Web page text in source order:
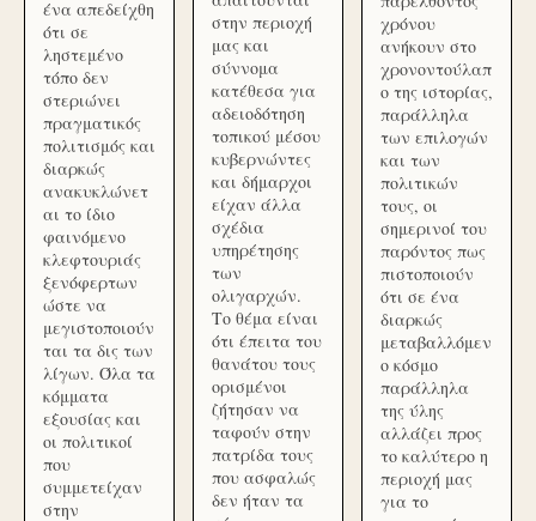
ένα απεδείχθη
ότι σε
ληστεμένο
τόπο δεν
στεριώνει
πραγματικός
πολιτισμός και
διαρκώς
ανακυκλώνετ
αι το ίδιο
φαινόμενο
κλεφτουριάς
ξενόφερτων
ώστε να
μεγιστοποιούν
ται τα δις των
λίγων. Όλα τα
κόμματα
εξουσίας και
οι πολιτικοί
που
συμμετείχαν
στην
στην περιοχή
μας και
σύννομα
κατέθεσα για
αδειοδότηση
τοπικού μέσου
κυβερνώντες
και δήμαρχοι
είχαν άλλα
σχέδια
υπηρέτησης
των
ολιγαρχών.
Το θέμα είναι
ότι έπειτα του
θανάτου τους
ορισμένοι
ζήτησαν να
ταφούν στην
πατρίδα τους
που ασφαλώς
δεν ήταν τα
χρόνου
ανήκουν στο
χρονοντούλαπ
ο της ιστορίας,
παράλληλα
των επιλογών
και των
πολιτικών
τους, οι
σημερινοί του
παρόντος πως
πιστοποιούν
ότι σε ένα
διαρκώς
μεταβαλλόμεν
ο κόσμο
παράλληλα
της ύλης
αλλάζει προς
το καλύτερο η
περιοχή μας
για το